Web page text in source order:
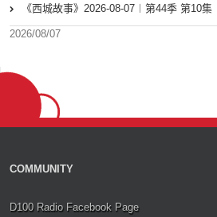
《西城故事》2026-08-07︱第44季 第10
2026/08/07
COMMUNITY
D100 Radio Facebook Page